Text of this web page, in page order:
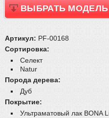
Плинтус
Паркетная химия
Инструмент и расходные
ВЫБРАТЬ МОДЕЛЬ
Артикул: PF-00168
Сортировка:
Селект
Natur
Порода дерева:
Дуб
Покрытие:
Ультраматовый лак BONA